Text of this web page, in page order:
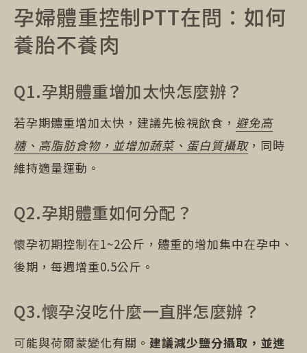
孕婦體重控制PTT在問：如何
養胎不養肉
Q1.孕期體重增加太快怎麼辦？
若孕期體重增加太快，建議先檢視飲食， 避免高
糖、高脂肪食物，並增加蔬菜、蛋白質攝取，同時
維持適量運動。
Q2.孕期體重如何分配？
懷孕初期控制在1~2公斤，體重的增加集中在孕中、
後期，每週增重0.5公斤。
Q3.懷孕沒吃什麼一直胖怎麼辦？
可能與荷爾蒙變化有關。 建議減少鹽分攝取，並進